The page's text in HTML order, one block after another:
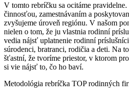
V tomto rebríčku sa ocitáme pravidelne.
činnosťou, zamestnávaním a
zvyšujeme úroveň regiónu. V našom
nielen o tom, že ju vlastnia rodinní
vedia nájsť uplatnenie rodinní
súrodenci, bratranci, rodičia a deti. Na
šťastní, že tvoríme priestor, v ktorom
si vie nájsť to, čo ho baví.
Metodológia rebríčka TOP rodinných